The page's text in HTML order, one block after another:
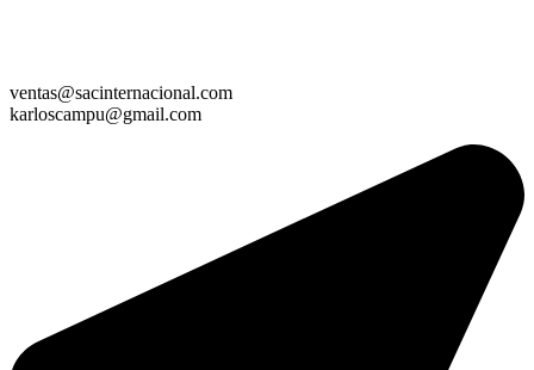
ventas@sacinternacional.com
karloscampu@gmail.com